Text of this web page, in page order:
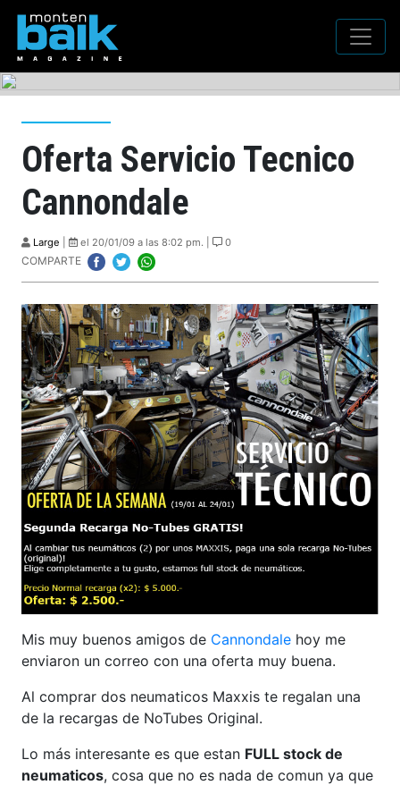
Oferta Servicio Tecnico
Cannondale
Large el 20/01/09 a las 8:02 pm. | 0
COMPARTE
Mis muy buenos amigos de Cannondale hoy me
enviaron un correo con una oferta muy buena.
Al comprar dos neumaticos Maxxis te regalan una
de la recargas de NoTubes Original.
Lo más interesante es que estan FULL stock de
neumaticos, cosa que no es nada de comun ya que